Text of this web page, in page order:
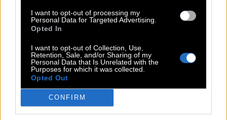
I want to opt-out of processing my
Personal Data for Targeted Advertising.
Opted In
I want to opt-out of Collection, Use,
Retention, Sale, and/or Sharing of my
Personal Data that Is Unrelated with the
Purposes for which it was collected.
Opted Out
CONFIRM
Sudoku Tangle
Word Search